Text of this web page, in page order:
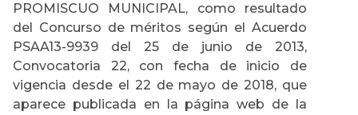
PROMISCUO MUNICIPAL, como resultado
del Concurso de méritos según el Acuerdo
PSAA13-9939 del 25 de junio de 2013,
Convocatoria 22, con fecha de inicio de
vigencia desde el 22 de mayo de 2018, que
aparece publicada en la página web de la